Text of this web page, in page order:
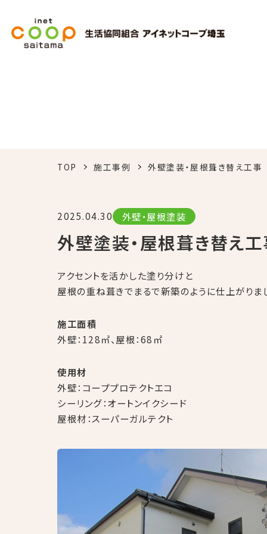
TOP 施工事例 外壁塗装・屋根葺き替え工
2025.04.30 外壁・屋根塗装
外壁塗装・屋根葺き替
アクセントを活かした塗り分けと
屋根の重ね葺きでまるで新築のように仕上がりま
施工面積
外壁：128㎡、屋根：68㎡
使用材
外壁：コーププロテクトエコ
シーリング：オートンイクシード
屋根材：スーパーガルテクト